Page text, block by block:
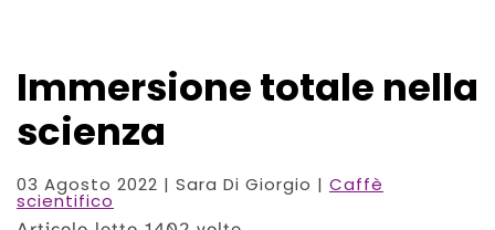
Immersione totale nella
scienza
03 Agosto 2022 | Sara Di Giorgio | Caffè
scientifico